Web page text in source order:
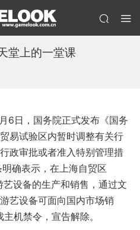
堂上的一堂课
6日，国务院正式发布《国务
易试验区内暂时调整有关行
政审批或者准入特别管理措
确表示，在上海自贸区
设备的生产和销售，通过文
艺设备可面向国内市场销
机禁令，宣告解除。